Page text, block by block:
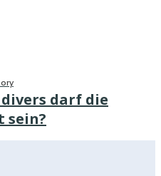
divers darf die
sein?